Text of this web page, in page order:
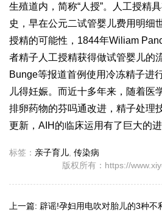
生殖道内，简称“人授”。人工授精
史，早在公元二试管婴儿费用明细
授精的可能性，1844年Wiliam
者精子人工授精获得做试管婴儿的
Bunge等报道首例使用冷冻精子进
儿得妊娠。而近十多年来，随着医
排卵药物的芬吗通改进，精子处理
更新，AIH的临床运用有了巨大的进
标签： 亲子育儿, 传染病
版权所有：https://
上一篇: 辟谣!孕妇用电吹对胎儿的3种不